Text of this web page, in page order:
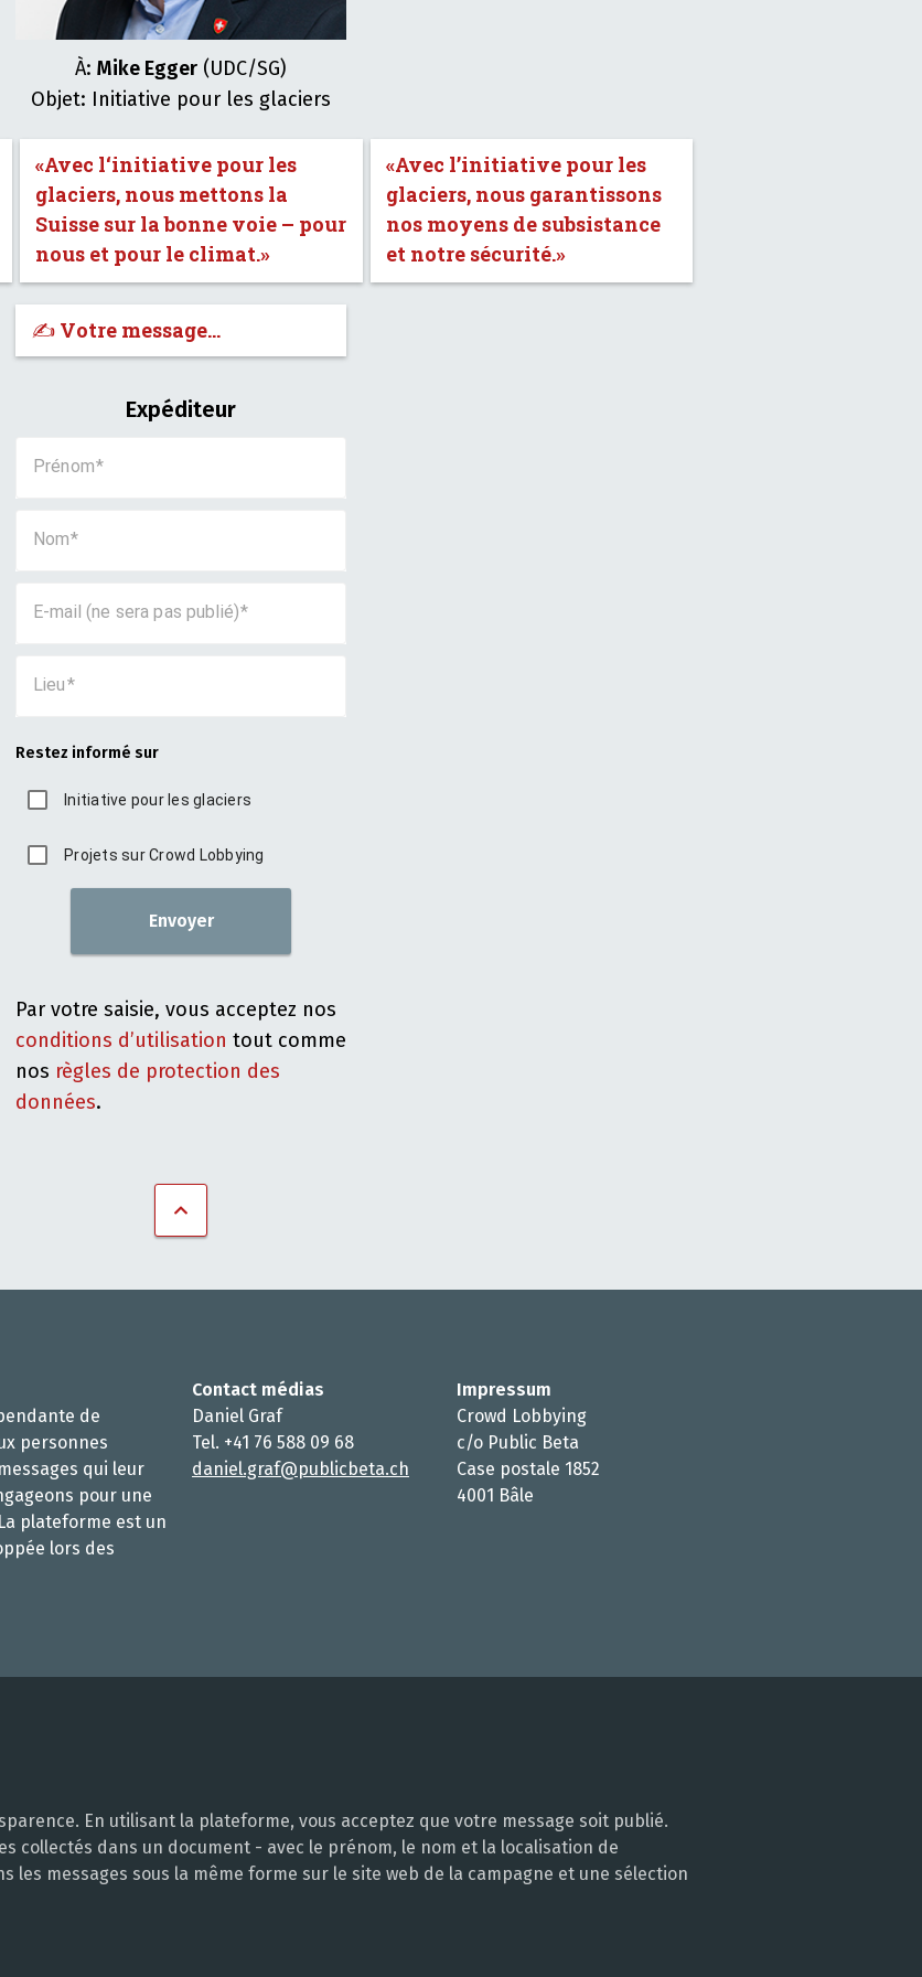
À: Mike Egger (UDC/SG)
Objet: Initiative pour les glaciers
«Avec l‘initiative pour les
glaciers, nous mettons la
Suisse sur la bonne voie – pour
nous et pour le climat.»
«Avec l’initiative pour les
glaciers, nous garantissons
nos moyens de subsistance
et notre sécurité.»
✍️ Votre message…
Expéditeur
Prénom
Nom
E-mail (ne sera pas publié)
Lieu
Restez informé sur
Initiative pour les glaciers
Projets sur Crowd Lobbying
Envoyer
Par votre saisie, vous acceptez nos
conditions d’utilisation tout comme
nos règles de protection des
données.
de
personnes
qui leur
pour une
plateforme est un
lors des
Contact médias
Daniel Graf
Tel. +41 76 588 09 68
daniel.graf@publicbeta.ch
Impressum
Crowd Lobbying
c/o Public Beta
Case postale 1852
4001 Bâle
En utilisant la plateforme, vous acceptez que votre message soit publié.
collectés dans un document - avec le prénom, le nom et la localisation de
les messages sous la même forme sur le site web de la campagne et une sélection